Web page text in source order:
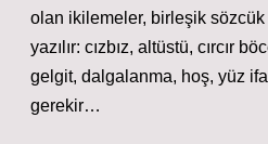
olan ikilemeler, birleşik
yazılır: cızbız, altüstü, cırcır
gelgit, dalgalanma, hoş, yüz
gerekir…